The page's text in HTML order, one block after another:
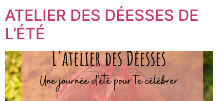
ATELIER DES DÉESSES DE
L’ÉTÉ